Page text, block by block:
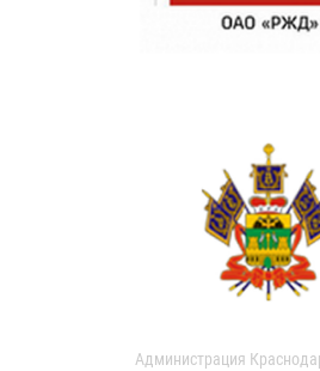
Администрация